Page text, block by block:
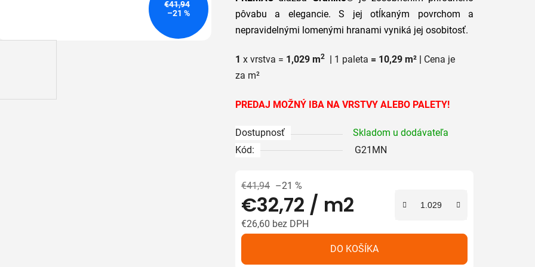
5,0
z
hviezdičiek.
pôvabu a elegancie. S jej otĺkaným povrchom a
nepravidelnými lomenými hranami vyniká jej osobitosť.
1 x vrstva = 1,029 m2 | 1 paleta = 10,29 m² | Cena je
za m²
PREDAJ MOŽNÝ IBA NA VRSTVY ALEBO PALETY!
Dostupnosť
Skladom u dodávateľa
Kód:
G21MN
€41,94 –21 %
€32,72 / m2
€26,60 bez DPH
DO KOŠÍKA
€41,94
–21 %